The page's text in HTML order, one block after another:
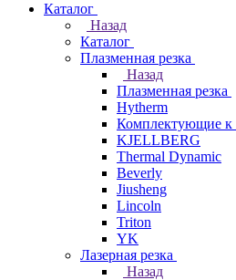
Каталог
Назад
Каталог
Плазменная резка
Назад
Плазменная резка
Hytherm
Комплектующие к
KJELLBERG
Thermal Dynamic
Beverly
Jiusheng
Lincoln
Triton
YK
Лазерная резка
Назад